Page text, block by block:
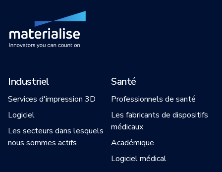
Industriel
Services d'impression 3D
Logiciel
Les secteurs dans lesquels
nous sommes actifs
Santé
Professionnels de santé
Les fabricants de dispositifs
médicaux
Académique
Logiciel médical